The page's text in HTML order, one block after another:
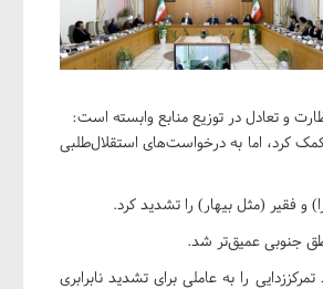
و تعادل در توزیع منابع وابسته است:
کمک کرد، اما به درخواست‌های استقلال‌طلبی
و فقیر (مثل بیهار) را تشدید کرد.
جنوبی عمیق‌تر شد.
را به عاملی برای تشدید نابرابری